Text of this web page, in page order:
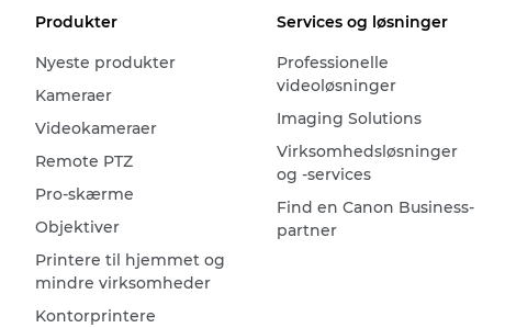
Produkter
Nyeste produkter
Kameraer
Videokameraer
Remote PTZ
Pro-skærme
Objektiver
Printere til hjemmet og
mindre virksomheder
Kontorprintere
Services og løsninger
Professionelle
videoløsninger
Imaging Solutions
Virksomhedsløsninger
og -services
Find en Canon Business-
partner